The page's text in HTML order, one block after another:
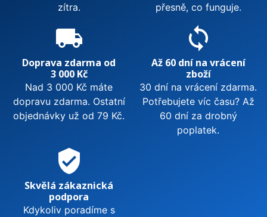
zítra.
přesně, co funguje.
local_shipping
Doprava zdarma od
3 000 Kč
Nad 3 000 Kč máte
dopravu zdarma. Ostatní
objednávky už od 79 Kč.
sync
Až 60 dní na vrácení
zboží
30 dní na vrácení zdarma.
Potřebujete víc času? Až
60 dní za drobný
poplatek.
verified_user
Skvělá zákaznická
podpora
Kdykoliv poradíme s